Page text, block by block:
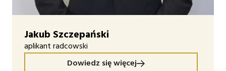
Jakub Szczepański
aplikant radcowski
Dowiedz się więcej